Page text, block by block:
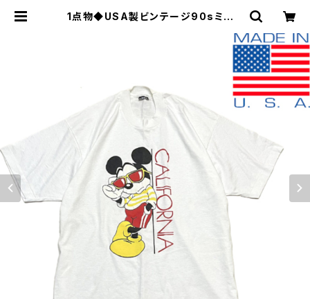
1点物◆USA製ビンテージ90sミッキ
ィースOKアメカジ90sストリートス
ポーツ無地Tビッグサイズ中古3492
87 | 古着屋カチカチ 東京都北区 JR
王子駅前で実店舗展開中 通販もOK